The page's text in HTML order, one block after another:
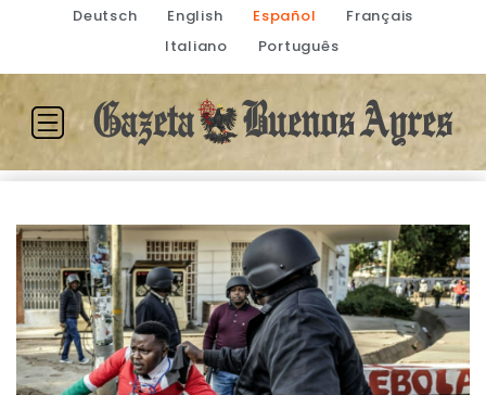
Deutsch English Español
Français
Italiano
Português